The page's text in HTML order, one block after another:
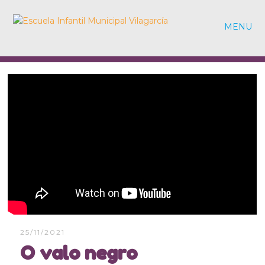
MENU
25/11/2021
O valo negro